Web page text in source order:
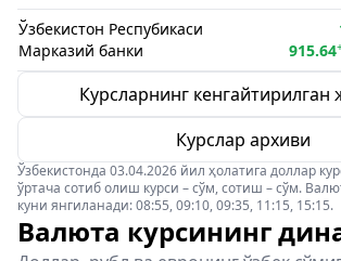
Ўзбекистон Респубикаси
Марказий банки
915.64
Курсларнинг кенгайтирилган
Курслар архиви
Ўзбекистонда 03.04.2026 йил ҳолатига доллар
ўртача сотиб олиш курси – сўм, сотиш – сўм.
куни янгиланади: 08:55, 09:10, 09:35, 11:15, 15:15.
Валюта курсининг